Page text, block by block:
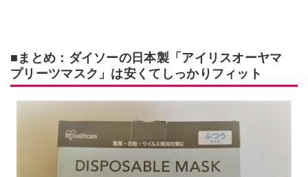
■まとめ：ダイソーの日本製「アイリスオーヤマ
プリーツマスク」は安くてしっかりフィット